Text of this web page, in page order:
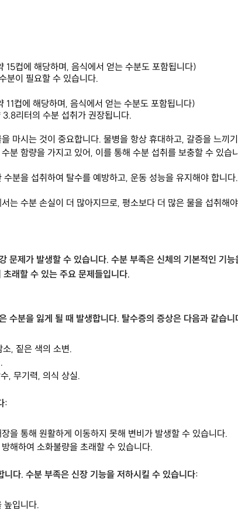
컵에 해당하며, 음식에서 얻는 수분도 포함됩니다)
분이 필요할 수 있습니다.
컵에 해당하며, 음식에서 얻는 수분도 포함됩니다)
리터의 수분 섭취가 권장됩니다.
마시는 것이 중요합니다. 물병을 항상 휴대하고, 갈증을 느끼
분 함량을 가지고 있어, 이를 통해 수분 섭취를 보충할 수 있습
분을 섭취하여 탈수를 예방하고, 운동 성능을 유지해야 합니
는 수분 손실이 더 많아지므로, 평소보다 더 많은 물을 섭취해
문제가 발생할 수 있습니다. 수분 부족은 신체의 기본적인 기
래할 수 있는 주요 문제들입니다.
수분을 잃게 될 때 발생합니다. 탈수증의 증상은 다음과 같습니
, 짙은 색의 소변.
, 무기력, 의식 상실.
:
을 통해 원활하게 이동하지 못해 변비가 발생할 수 있습니다.
해하여 소화불량을 초래할 수 있습니다.
다. 수분 부족은 신장 기능을 저하시킬 수 있습니다:
높입니다.